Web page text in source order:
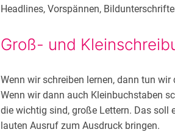
Headlines, Vorspännen,
Groß- und
Wenn wir schreiben lernen, dann tun
Wenn wir dann auch Kleinbuchstaben
die wichtig sind, große Lettern. Das soll
lauten Ausruf zum Ausdruck bringen.